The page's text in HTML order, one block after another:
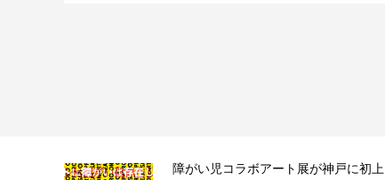
障がい児コラボアート展が神戸に初上